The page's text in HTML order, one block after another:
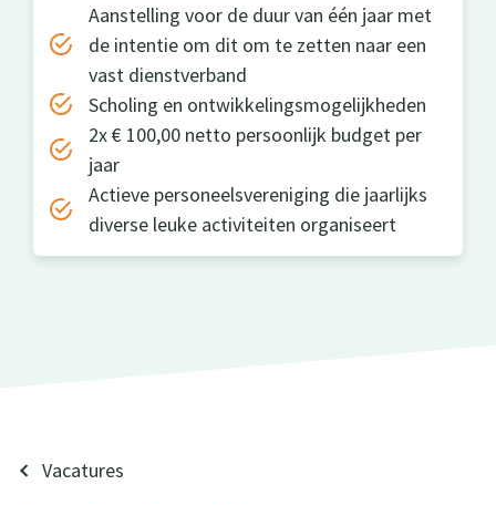
Aanstelling voor de duur van één jaar met
de intentie om dit om te zetten naar een
vast dienstverband
Scholing en ontwikkelingsmogelijkheden
2x € 100,00 netto persoonlijk budget per
jaar
Actieve personeelsvereniging die jaarlijks
diverse leuke activiteiten organiseert
Vacatures